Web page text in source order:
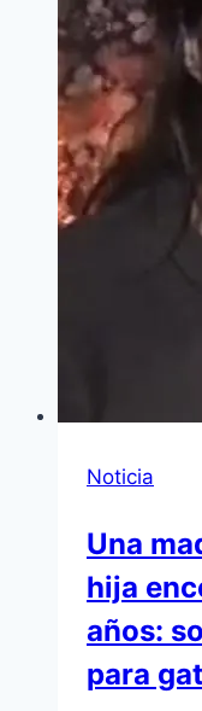
Noticia
Una
hija
años:
para